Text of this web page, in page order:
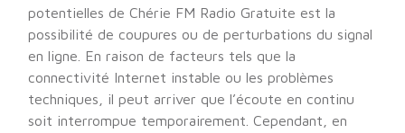
potentielles de Chérie FM Radio Gratuite est la
possibilité de coupures ou de perturbations du signal
en ligne. En raison de facteurs tels que la
connectivité Internet instable ou les problèmes
techniques, il peut arriver que l’écoute en continu
soit interrompue temporairement. Cependant, en